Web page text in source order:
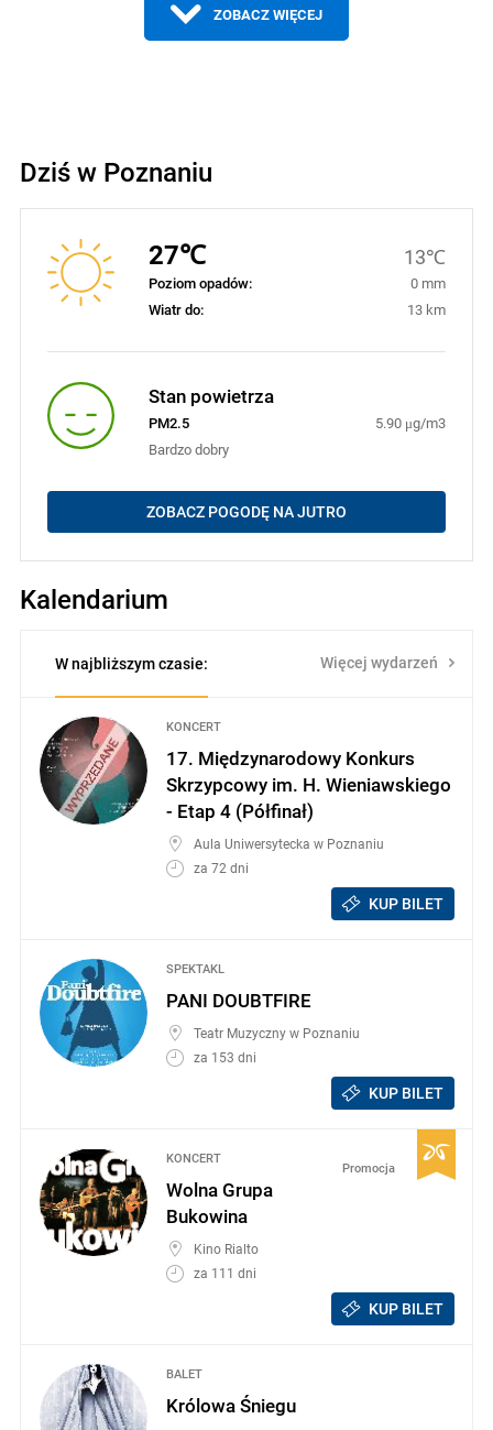
ZOBACZ WIĘCEJ
Dziś w Poznaniu
27℃ 13℃
Poziom opadów:
0 mm
Wiatr do:
13 km
Stan powietrza
PM2.5
5.90 μg/m3
Bardzo dobry
ZOBACZ POGODĘ NA JUTRO
Kalendarium
W najbliższym czasie: Więcej wydarzeń
KONCERT
17. Międzynarodowy Konkurs
Skrzypcowy im. H. Wieniawskiego
- Etap 4 (Półfinał)
Aula Uniwersytecka w Poznaniu
za 72 dni
KUP BILET
SPEKTAKL
PANI DOUBTFIRE
Teatr Muzyczny w Poznaniu
za 153 dni
KUP BILET
KONCERT
Wolna Grupa
Bukowina
Kino Rialto
za 111 dni
Promocja
KUP BILET
BALET
Królowa Śniegu